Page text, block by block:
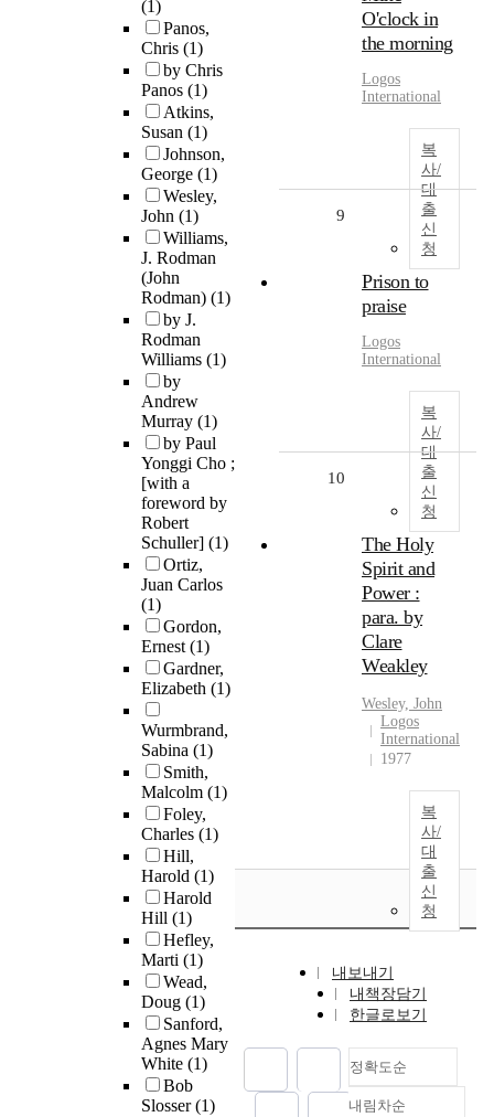
(1)
Panos,
Chris (1)
by Chris
Panos (1)
Atkins,
Susan (1)
Johnson,
George (1)
Wesley,
John (1)
Williams,
J. Rodman
(John
Rodman) (1)
by J.
Rodman
Williams (1)
by
Andrew
Murray (1)
by Paul
Yonggi Cho ;
[with a
foreword by
Robert
Schuller] (1)
Ortiz,
Juan Carlos
(1)
Gordon,
Ernest(1)
Gardner,
Elizabeth (1)
Wurmbrand,
Sabina (1)
Smith,
Malcolm (1)
Foley,
Charles (1)
Hill,
Harold (1)
Harold
Hill (1)
Hefley,
Marti (1)
Wead,
Doug (1)
Sanford,
Agnes Mary
White (1)
Bob
Slosser(1)
O'clock in
the morning
Logos
International
복
사/
대
출
신
청
9
Prison to
praise
Logos
International
복
사/
대
출
신
청
10
The Holy
Spirit and
Power :
para. by
Clare
Weakley
Wesley, John
Logos
International
1977
복
사/
대
출
신
청
내보내기
내책장담기
한글로보기
정확도순
내림차순